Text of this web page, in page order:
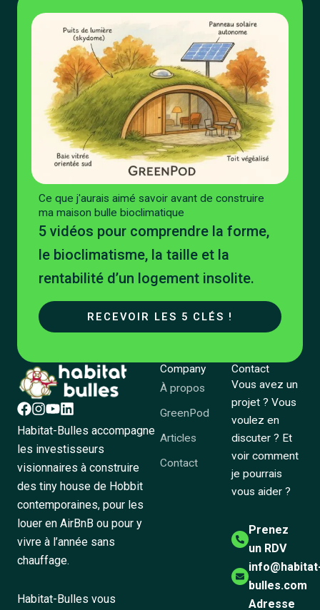
Ce que j'aurais aimé savoir avant de construire
ma maison bulle bioclimatique
5 vidéos pour comprendre la forme,
le bioclimatisme, la taille et la
rentabilité d’un logement insolite.
RECEVOIR LES 5 CLÉS !
Habitat-Bulles accompagne
les investisseurs
visionnaires à construire
des tiny house de Hobbit
contemporaines, pour les
louer en AirBnB ou pour y
vivre à l’année sans
chauffage.
Habitat-Bulles vous
Company
À propos
GreenPod
Articles
Contact
Contact
Vous avez un
projet ? Vous
voulez en
discuter ? Et
voir comment
je pourrais
vous aider ?
Prenez
un RDV
bulles.com
Adresse